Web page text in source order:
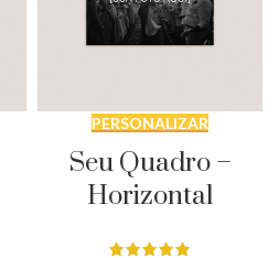
PERSONALIZAR
Seu Quadro –
Horizontal